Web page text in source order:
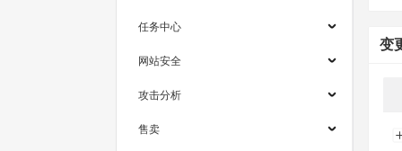
任务中心
网站安全
攻击分析
售卖
变